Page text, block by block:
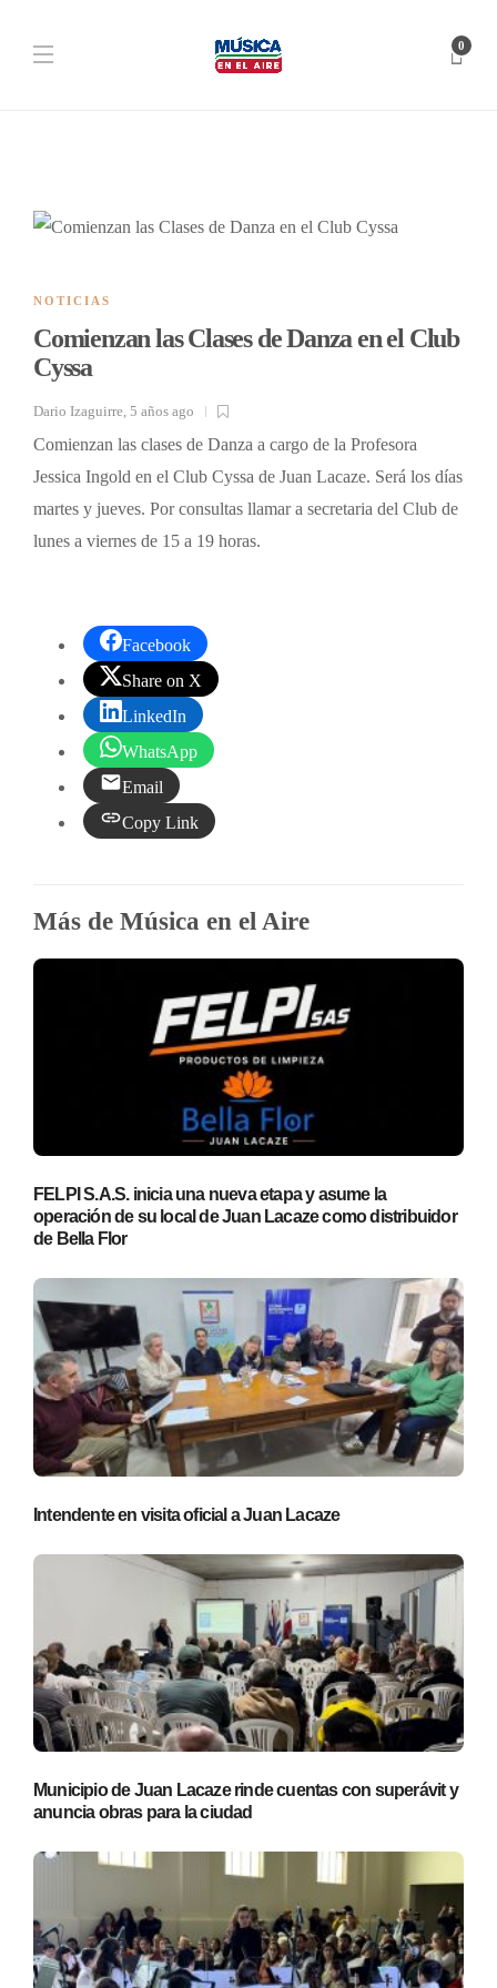
0
NOTICIAS
Comienzan las Clases de Danza en el Club
Cyssa
Dario Izaguirre, 5 años ago
Comienzan las clases de Danza a cargo de la Profesora
Jessica Ingold en el Club Cyssa de Juan Lacaze. Será los días
martes y jueves. Por consultas llamar a secretaria del Club de
lunes a viernes de 15 a 19 horas.
Facebook
Share on X
LinkedIn
WhatsApp
Email
Copy Link
Más de Música en el Aire
FELPI S.A.S. inicia una nueva etapa y asume la
operación de su local de Juan Lacaze como distribuidor
de Bella Flor
Intendente en visita oficial a Juan Lacaze
Municipio de Juan Lacaze rinde cuentas con superávit y
anuncia obras para la ciudad